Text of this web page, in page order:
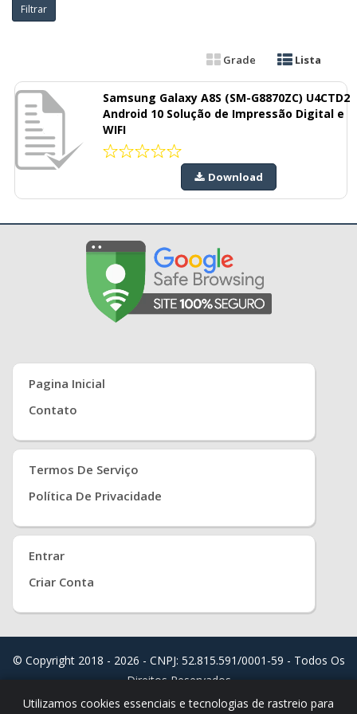
Filtrar
Grade Lista
Samsung Galaxy A8S (SM-G8870ZC) U4CTD2
Android 10 Solução de Impressão Digital e
WIFI
Download
Pagina Inicial
Contato
Termos De Serviço
Política De Privacidade
Entrar
Criar Conta
© Copyright 2018 - 2026 - CNPJ: 52.815.591/0001-59 - Todos Os
Direitos Reservados
Distribuído PorReal Easy Store ( JoudiSoft Ltd. )
Utilizamos cookies essenciais e tecnologias de rastreio para